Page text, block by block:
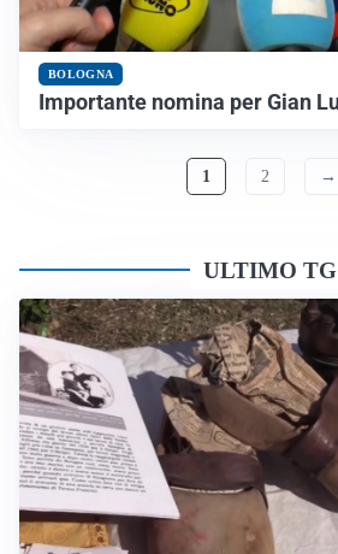
BOLOGNA
Importante nomina per Gian
1 2 →
ULTIMO TG